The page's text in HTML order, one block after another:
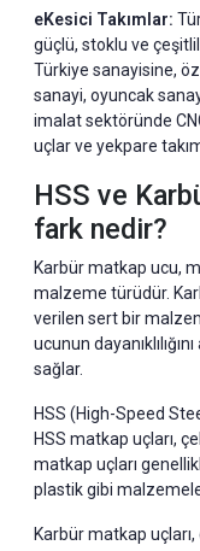
eKesici Takımlar:
güçlü, stoklu ve
Türkiye sanayisine,
sanayi, oyuncak
imalat sektöründe
uçlar ve yekpare
HSS ve
fark nedir?
Karbür matkap ucu,
malzeme türüdür.
verilen sert bir
ucunun
sağlar.
HSS (High-Speed
HSS matkap uçları,
matkap uçları
plastik gibi
Karbür matkap